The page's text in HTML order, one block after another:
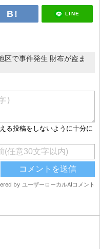
LINE
区で事件発生 財布が盗ま